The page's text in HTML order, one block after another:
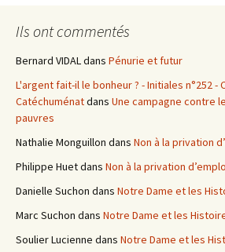
r
h
e
r
Ils ont commentés
Bernard VIDALdans Pénurie et futur
L'argent fait-il le bonheur ? - Initiales n°252 -
Catéchuménatdans Une campagne contre
pauvres
Nathalie Monguillon dans Non à la privation
Philippe Huetdans Non à la privation
Danielle Suchon dans Notre Dame et les
Marc Suchon dans Notre Dame et les
Soulier Lucienne dans Notre Dame et les